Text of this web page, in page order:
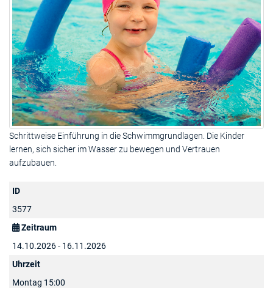
Schrittweise Einführung in die Schwimmgrundlagen. Die Kinder
lernen, sich sicher im Wasser zu bewegen und Vertrauen
aufzubauen.
ID
3577
Zeitraum
14.10.2026 - 16.11.2026
Uhrzeit
Montag 15:00